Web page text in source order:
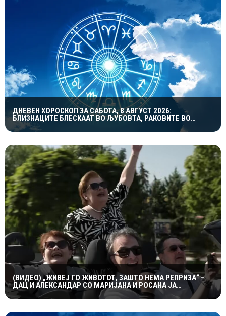
ДНЕВЕН ХОРОСКОП ЗА САБОТА, 8 АВГУСТ 2026:
БЛИЗНАЦИТЕ БЛЕСКААТ ВО ЉУБОВТА, РАКОВИТЕ ВО
КАРИЕРАТА, А ВАГИТЕ ИМААТ ОДЛИЧЕН ДЕН ЗА
ХАРМОНИЈА
(ВИДЕО) „ЖИВЕЈ ГО ЖИВОТОТ, ЗАШТО НЕМА РЕПРИЗА“ –
ДАЦ И АЛЕКСАНДАР СО МАРИЈАНА И РОСАНА ЈА
ПРЕТСТАВИЈА „ЗАСЕКОГАШ МЛАДИ“